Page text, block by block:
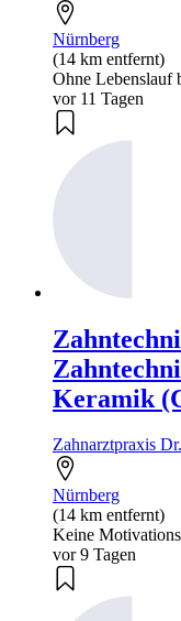
Nürnberg
(14 km entfernt)
Ohne Lebenslauf
vor 11 Tagen
Keramik
Zahnarztpraxis
Nürnberg
(14 km entfernt)
Keine
vor 9 Tagen